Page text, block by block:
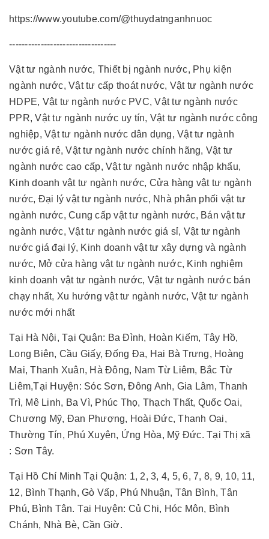
https://www.youtube.com/@thuydatnganhnuoc
----------------------------------
Vật tư ngành nước, Thiết bị ngành nước, Phụ kiện
ngành nước, Vật tư cấp thoát nước, Vật tư ngành nước
HDPE, Vật tư ngành nước PVC, Vật tư ngành nước
PPR, Vật tư ngành nước uy tín, Vật tư ngành nước công
nghiệp, Vật tư ngành nước dân dụng, Vật tư ngành
nước giá rẻ, Vật tư ngành nước chính hãng, Vật tư
ngành nước cao cấp, Vật tư ngành nước nhập khẩu,
Kinh doanh vật tư ngành nước, Cửa hàng vật tư ngành
nước, Đại lý vật tư ngành nước, Nhà phân phối vật tư
ngành nước, Cung cấp vật tư ngành nước, Bán vật tư
ngành nước, Vật tư ngành nước giá sỉ, Vật tư ngành
nước giá đại lý, Kinh doanh vật tư xây dựng và ngành
nước, Mở cửa hàng vật tư ngành nước, Kinh nghiệm
kinh doanh vật tư ngành nước, Vật tư ngành nước bán
chạy nhất, Xu hướng vật tư ngành nước, Vật tư ngành
nước mới nhất
Tại Hà Nội, Tại Quận: Ba Đình, Hoàn Kiếm, Tây Hồ,
Long Biên, Cầu Giấy, Đống Đa, Hai Bà Trưng, Hoàng
Mai, Thanh Xuân, Hà Đông, Nam Từ Liêm, Bắc Từ
Liêm,Tại Huyện: Sóc Sơn, Đông Anh, Gia Lâm, Thanh
Trì, Mê Linh, Ba Vì, Phúc Thọ, Thạch Thất, Quốc Oai,
Chương Mỹ, Đan Phượng, Hoài Đức, Thanh Oai,
Thường Tín, Phú Xuyên, Ứng Hòa, Mỹ Đức. Tại Thị xã
: Sơn Tây.
Tại Hồ Chí Minh Tại Quận: 1, 2, 3, 4, 5, 6, 7, 8, 9, 10, 11,
12, Bình Thạnh, Gò Vấp, Phú Nhuận, Tân Bình, Tân
Phú, Bình Tân. Tại Huyện: Củ Chi, Hóc Môn, Bình
Chánh, Nhà Bè, Cần Giờ.